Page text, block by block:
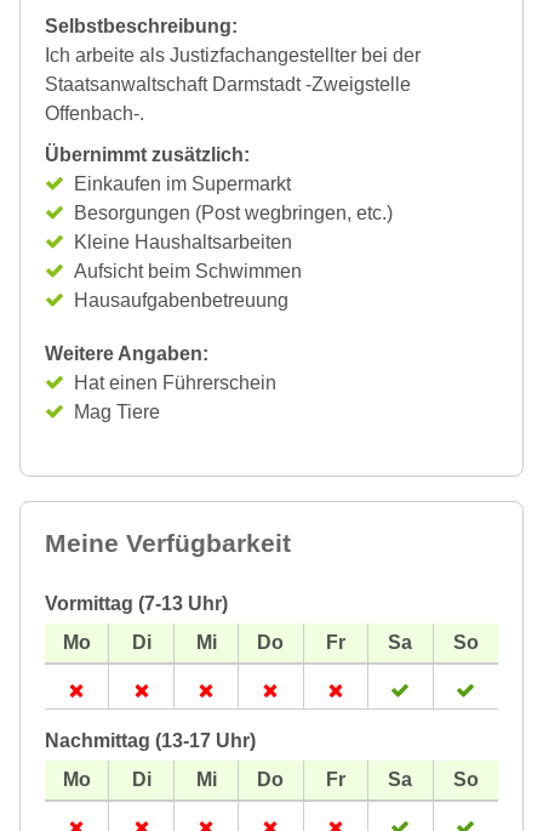
Selbstbeschreibung:
Ich arbeite als Justizfachangestellter bei der
Staatsanwaltschaft Darmstadt -Zweigstelle
Offenbach-.
Übernimmt zusätzlich:
Einkaufen im Supermarkt
Besorgungen (Post wegbringen, etc.)
Kleine Haushaltsarbeiten
Aufsicht beim Schwimmen
Hausaufgabenbetreuung
Weitere Angaben:
Hat einen Führerschein
Mag Tiere
Meine Verfügbarkeit
Vormittag (7-13 Uhr)
Nachmittag (13-17 Uhr)